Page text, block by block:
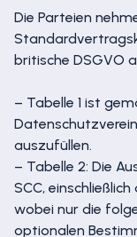
Die Parteien
britische DSGVO
– Tabelle 1 ist
auszufüllen.
– Tabelle 2: Die
SCC,
wobei nur die
optionalen